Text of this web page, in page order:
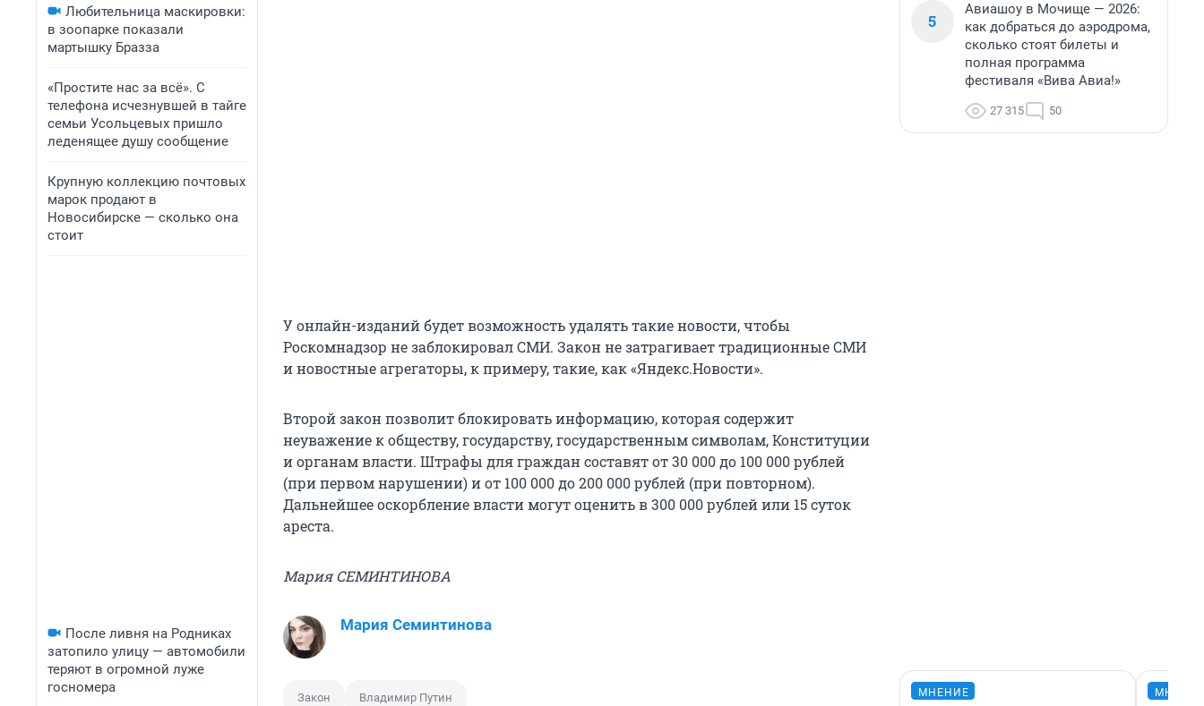
Любительница маскировки:
в зоопарке показали
мартышку Бразза
«Простите нас за всё». С
телефона исчезнувшей в тайге
семьи Усольцевых пришло
леденящее душу сообщение
Крупную коллекцию почтовых
марок продают в
Новосибирске — сколько она
стоит
После ливня на Родниках
затопило улицу — автомобили
теряют в огромной луже
госномера
У онлайн-изданий будет возможность удалять такие новости, чтобы
Роскомнадзор не заблокировал СМИ. Закон не затрагивает традиционные СМИ
и новостные агрегаторы, к примеру, такие, как «Яндекс.Новости».
Второй закон позволит блокировать информацию, которая содержит
неуважение к обществу, государству, государственным символам, Конституции
и органам власти. Штрафы для граждан составят от 30 000 до 100 000 рублей
(при первом нарушении) и от 100 000 до 200 000 рублей (при повторном).
Дальнейшее оскорбление власти могут оценить в 300 000 рублей или 15 суток
ареста.
Мария СЕМИНТИНОВА
Мария Семинтинова
Закон Владимир Путин
5
Авиашоу в Мочище — 2026:
как добраться до аэродрома,
сколько стоят билеты и
полная программа
фестиваля «Вива Авиа!»
27 315 50
МНЕНИЕ